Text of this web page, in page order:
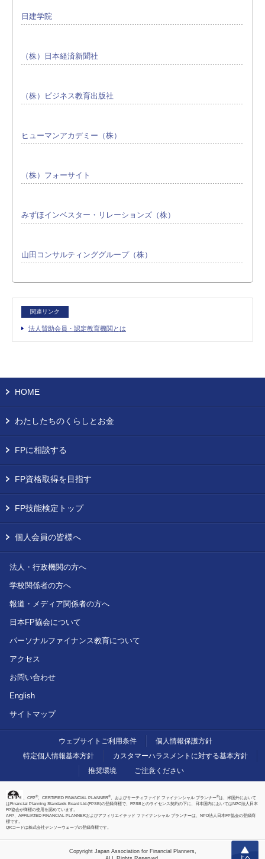
日建学院
（株）日本経済新聞社
（株）ビジネス教育出版社
ヒューマンアカデミー（株）
（株）フォーサイト
みずほインベスター・リレーションズ（株）
山田コンサルティンググループ（株）
関連リンク
法人賛助会員・認定教育機関とは
HOME
わたしたちのくらしとお金
FPに相談する
FP資格取得を目指す
FP技能検定トップ
個人会員の皆様へ
法人・行政機関の方へ
学校関係者の方へ
報道・メディア関係者の方へ
日本FP協会について
パーソナルファイナンス教育について
アクセス
お問い合わせ
English
サイトマップ
ウェブサイトご利用条件
個人情報保護方針
特定個人情報基本方針
カスタマーハラスメントに対する基本方針
推奨環境
ご注意ください
、CFP®、CERTIFIED FINANCIAL PLANNER®、およびサーティファイド ファイナンシャル プランナー®は、米国外において
はFinancial Planning Standards Board Ltd.(FPSB)の登録商標で、FPSBとのライセンス契約の下に、日本国内においてはNPO法人日本
FP協会が商標の使用を認めています。
AFP、AFFILIATED FINANCIAL PLANNERおよびアフィリエイテッド ファイナンシャル プランナーは、NPO法人日本FP協会の登録商
標です。
QRコードは株式会社デンソーウェーブの登録商標です。
Copyright Japan Association for Financial Planners,